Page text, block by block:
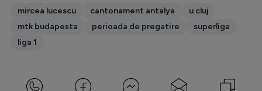
mircea lucescu cantonament antalya
u cluj
mtk budapesta
perioada de pregatire
superliga
liga 1